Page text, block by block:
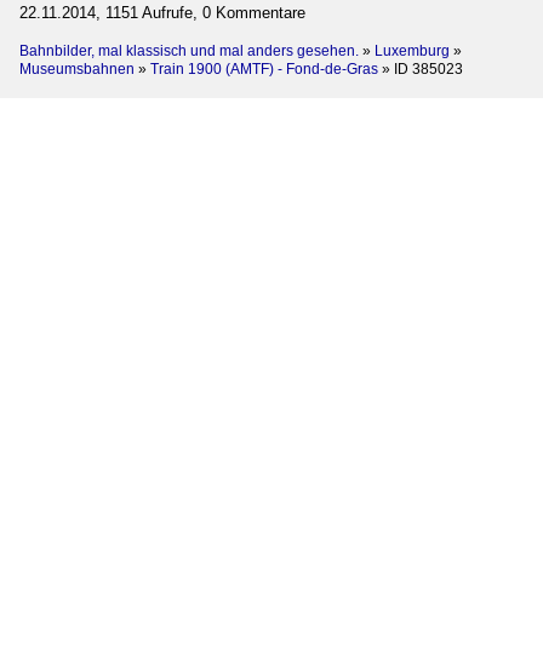
22.11.2014, 1151 Aufrufe, 0 Kommentare
Bahnbilder, mal klassisch und mal anders gesehen. » Luxemburg »
Museumsbahnen » Train 1900 (AMTF) - Fond-de-Gras » ID 385023